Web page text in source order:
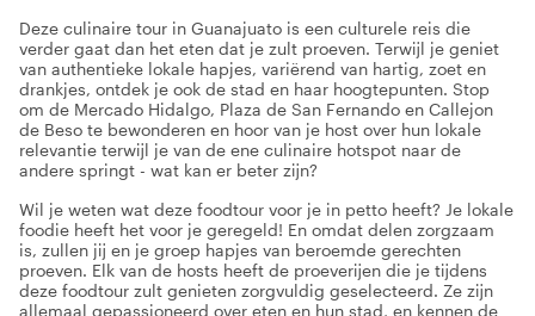
Deze culinaire tour in Guanajuato is een culturele reis die
verder gaat dan het eten dat je zult proeven. Terwijl je geniet
van authentieke lokale hapjes, variërend van hartig, zoet en
drankjes, ontdek je ook de stad en haar hoogtepunten. Stop
om de Mercado Hidalgo, Plaza de San Fernando en Callejon
de Beso te bewonderen en hoor van je host over hun lokale
relevantie terwijl je van de ene culinaire hotspot naar de
andere springt - wat kan er beter zijn?
Wil je weten wat deze foodtour voor je in petto heeft? Je lokale
foodie heeft het voor je geregeld! En omdat delen zorgzaam
is, zullen jij en je groep hapjes van beroemde gerechten
proeven. Elk van de hosts heeft de proeverijen die je tijdens
deze foodtour zult genieten zorgvuldig geselecteerd. Ze zijn
allemaal gepassioneerd over eten en hun stad, en kennen de